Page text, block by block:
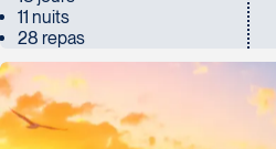
11 nuits
28 repas